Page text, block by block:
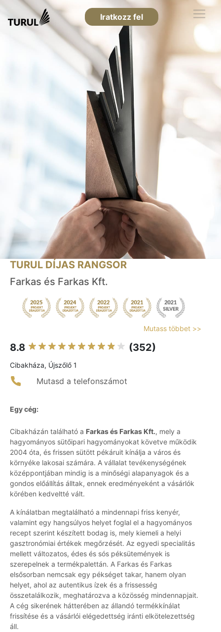
Iratkozz fel
TURUL DÍJAS RANGSOR
Farkas és Farkas Kft.
Mutass többet >>
8.8 (352)
Cibakháza, Újszőlő 1
Mutasd a telefonszámot
Egy cég:
Cibakházán található a Farkas és Farkas Kft., mely a
hagyományos sütőipari hagyományokat követve működik
2004 óta, és frissen sütött pékáruit kínálja a város és
környéke lakosai számára. A vállalat tevékenységének
középpontjában mindig is a minőségi alapanyagok és a
gondos előállítás álltak, ennek eredményeként a vásárlók
körében kedveltté vált.
A kínálatban megtalálható a mindennapi friss kenyér,
valamint egy hangsúlyos helyet foglal el a hagyományos
recept szerint készített bodag is, mely kiemeli a helyi
gasztronómiai értékek megőrzését. Az egyedi specialitás
mellett változatos, édes és sós péksütemények is
szerepelnek a termékpalettán. A Farkas és Farkas
elsősorban nemcsak egy pékséget takar, hanem olyan
helyet, ahol az autentikus ízek és a frissesség
összetalálkozik, meghatározva a közösség mindennapjait.
A cég sikerének hátterében az állandó termékkínálat
frissítése és a vásárlói elégedettség iránti elkötelezettség
áll.